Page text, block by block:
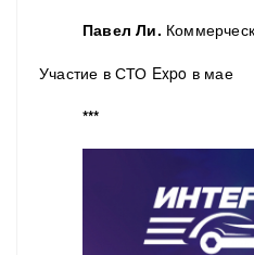
Павел Ли.
Участие в СТО Expo в мае
***